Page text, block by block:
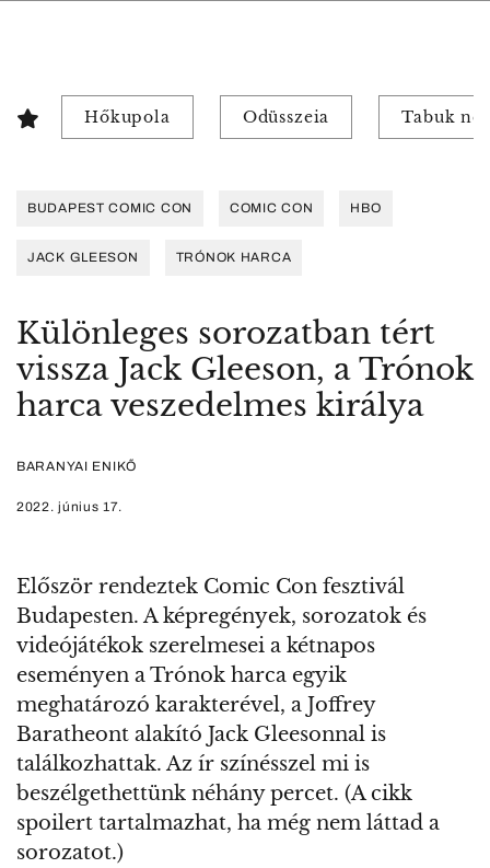
Hőkupola Odüsszeia Tabuk
BUDAPEST COMIC CON COMIC CON HBO
JACK GLEESON TRÓNOK HARCA
Különleges sorozatban tért
vissza Jack Gleeson, a Trónok
harca veszedelmes királya
BARANYAI ENIKŐ
2022. június 17.
Először rendeztek Comic Con fesztivál
Budapesten. A képregények, sorozatok és
videójátékok szerelmesei a kétnapos
eseményen a Trónok harca egyik
meghatározó karakterével, a Joffrey
Baratheont alakító Jack Gleesonnal is
találkozhattak. Az ír színésszel mi is
beszélgethettünk néhány percet. (A cikk
spoilert tartalmazhat, ha még nem láttad a
sorozatot.)